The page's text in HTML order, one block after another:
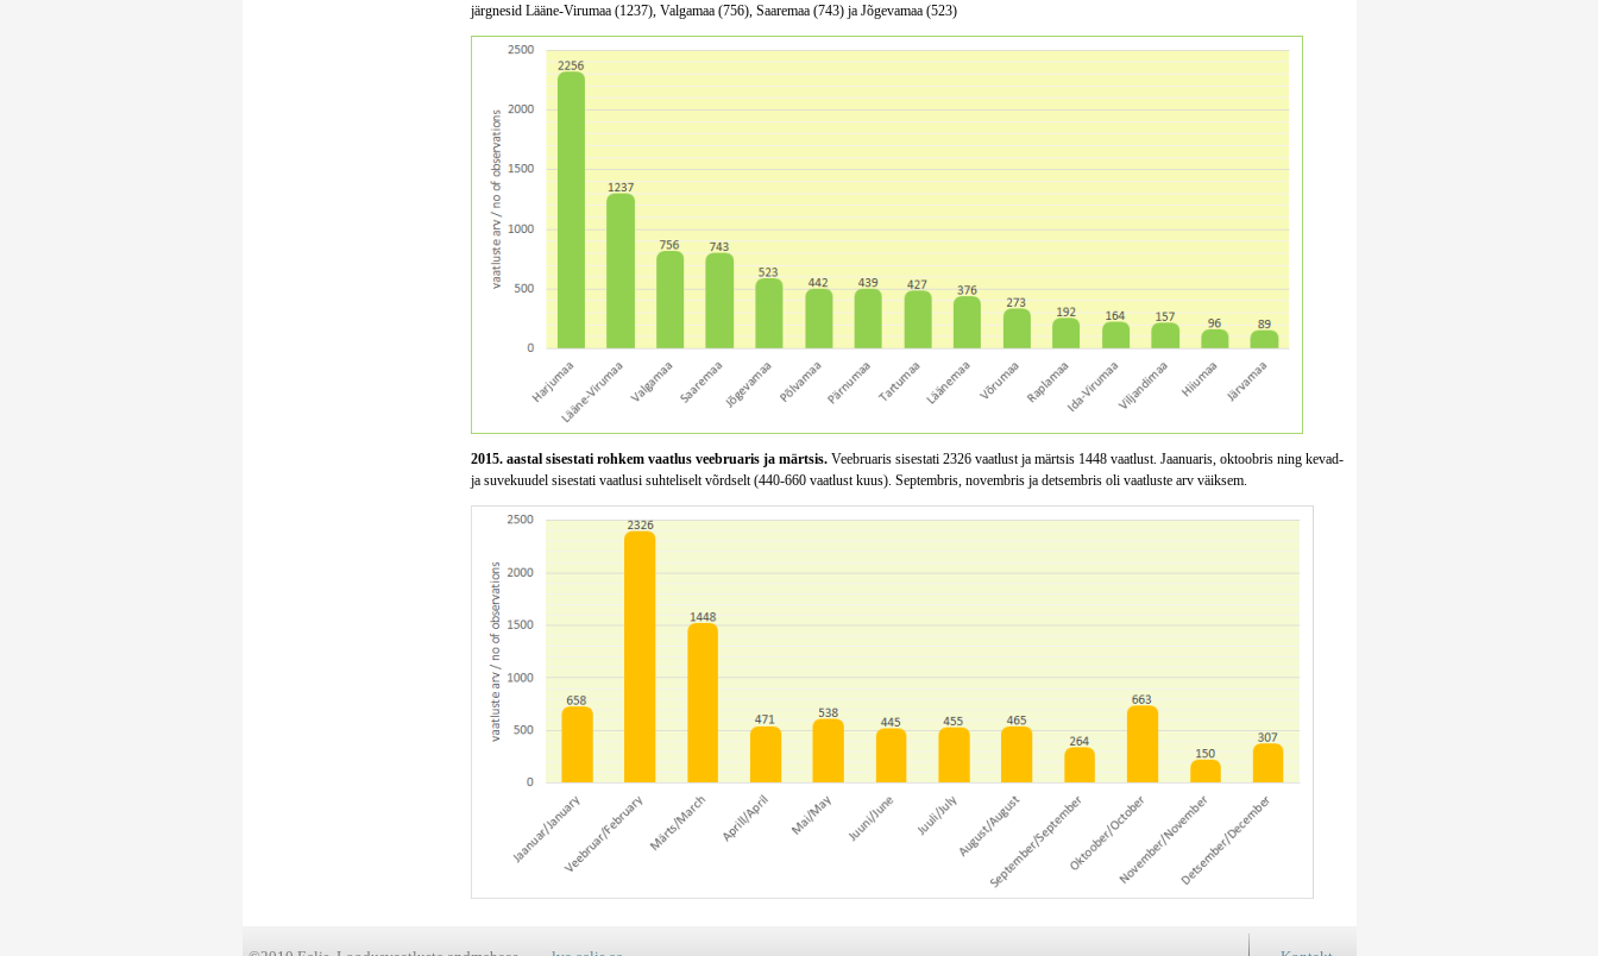
järgnesid Lääne-Virumaa (1237), Valgamaa (756), Saaremaa (743) ja Jõgevamaa (523)
2015. aastal sisestati rohkem vaatlus veebruaris ja märtsis.Veebruaris sisestati 2326 vaatlust ja märtsis 1448 vaatlust. Jaanuaris, oktoobris ning kevad-
ja suvekuudel sisestati vaatlusi suhteliselt võrdselt (440-660 vaatlust kuus). Septembris, novembris ja detsembris oli vaatluste arv väiksem.